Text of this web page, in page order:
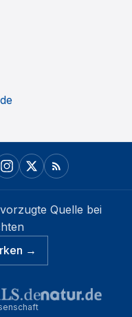
Quelle bei
→